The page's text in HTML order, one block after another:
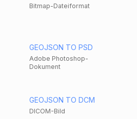
Bitmap-Dateiformat
GEOJSON TO PSD
Adobe Photoshop-
Dokument
GEOJSON TO DCM
DICOM-Bild